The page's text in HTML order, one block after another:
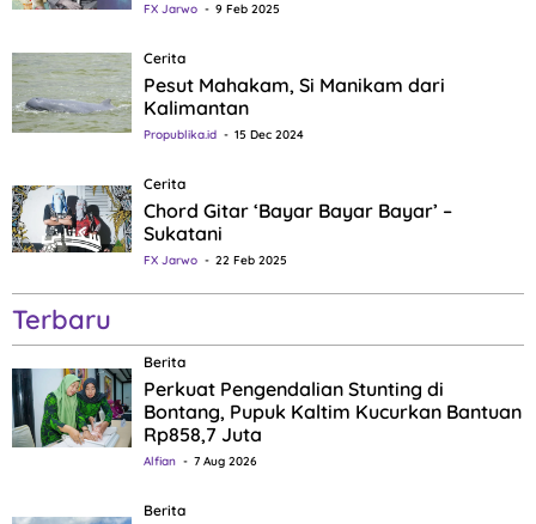
FX Jarwo 9 Feb 2025
Cerita
Pesut Mahakam, Si Manikam dari
Kalimantan
Propublika.id 15 Dec 2024
Cerita
Chord Gitar ‘Bayar Bayar Bayar’ –
Sukatani
FX Jarwo 22 Feb 2025
Terbaru
Berita
Perkuat Pengendalian Stunting di
Bontang, Pupuk Kaltim Kucurkan Bantuan
Rp858,7 Juta
Alfian 7 Aug 2026
Berita